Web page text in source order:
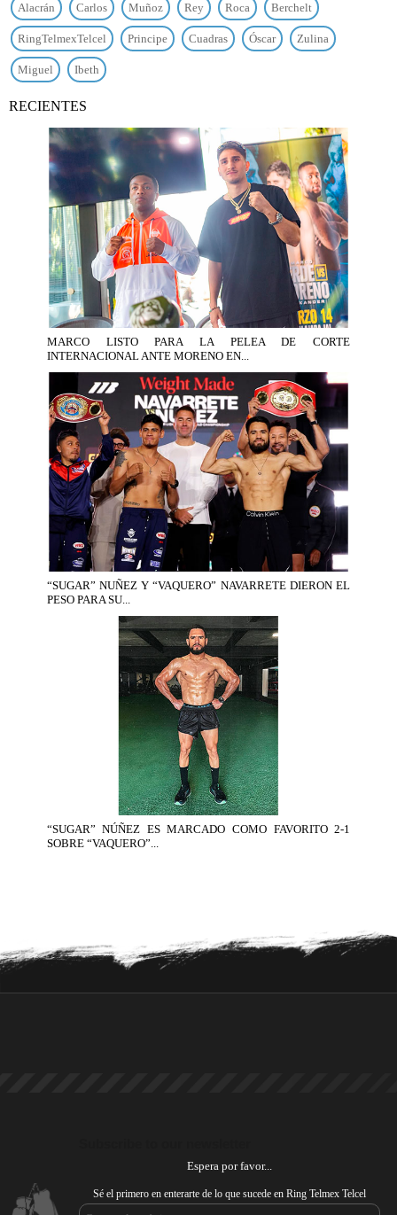
Alacrán Carlos Muñoz Rey Roca Berchelt
RingTelmexTelcel Principe Cuadras Óscar Zulina
Miguel Ibeth
RECIENTES
MARCO LISTO PARA LA PELEA DE CORTE
INTERNACIONAL ANTE MORENO EN...
“SUGAR” NUÑEZ Y “VAQUERO” NAVARRETE DIERON EL
PESO PARA SU...
“SUGAR” NÚÑEZ ES MARCADO COMO FAVORITO 2-1
SOBRE “VAQUERO”...
Espera por favor...
Sé el primero en enterarte de lo que sucede en Ring Telmex Telcel